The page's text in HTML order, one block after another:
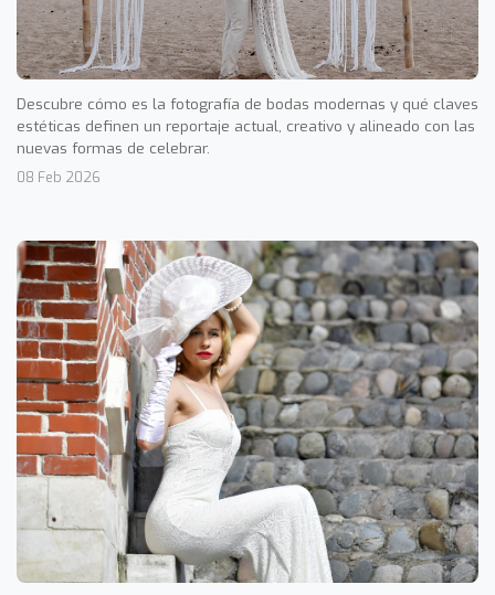
Descubre cómo es la fotografía de bodas modernas y qué claves
estéticas definen un reportaje actual, creativo y alineado con las
nuevas formas de celebrar.
08 Feb 2026